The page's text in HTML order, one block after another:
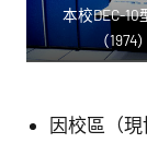
本校DEC-10
（1974
因校區（